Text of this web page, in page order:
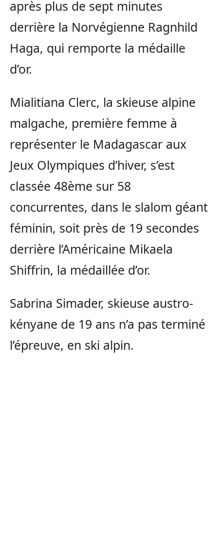
après plus de sept minutes
derrière la Norvégienne Ragnhild
Haga, qui remporte la médaille
d’or.
Mialitiana Clerc, la skieuse alpine
malgache, première femme à
représenter le Madagascar aux
Jeux Olympiques d’hiver, s’est
classée 48ème sur 58
concurrentes, dans le slalom géant
féminin, soit près de 19 secondes
derrière l’Américaine Mikaela
Shiffrin, la médaillée d’or.
Sabrina Simader, skieuse austro-
kényane de 19 ans n’a pas terminé
l’épreuve, en ski alpin.